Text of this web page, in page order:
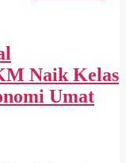
Naik Kelas
Umat